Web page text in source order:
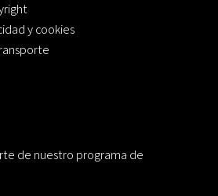
y cookies
de nuestro programa de